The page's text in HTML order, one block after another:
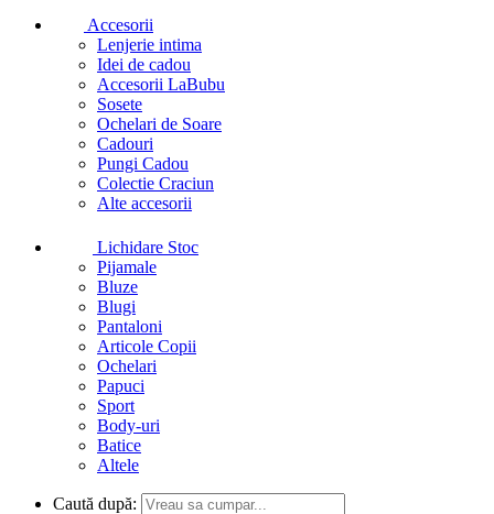
Accesorii
Lenjerie intima
Idei de cadou
Accesorii LaBubu
Sosete
Ochelari de Soare
Cadouri
Pungi Cadou
Colectie Craciun
Alte accesorii
Lichidare Stoc
Pijamale
Bluze
Blugi
Pantaloni
Articole Copii
Ochelari
Papuci
Sport
Body-uri
Batice
Altele
Caută după: